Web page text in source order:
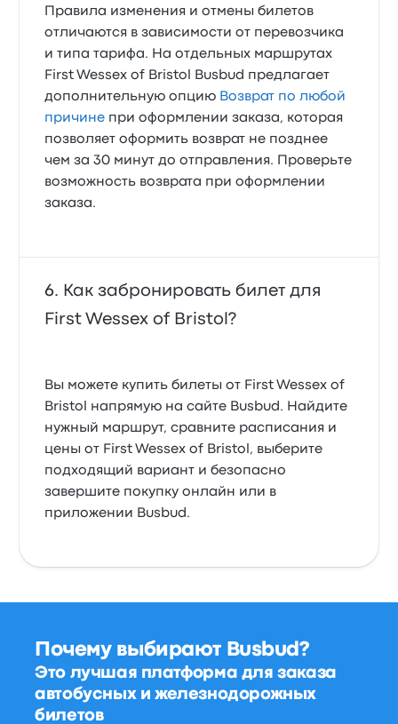
Правила изменения и отмены билетов
отличаются в зависимости от перевозчика
и типа тарифа. На отдельных маршрутах
First Wessex of Bristol Busbud предлагает
дополнительную опцию Возврат по любой
причине при оформлении заказа, которая
позволяет оформить возврат не позднее
чем за 30 минут до отправления. Проверьте
возможность возврата при оформлении
заказа.
Как забронировать билет для
First Wessex of Bristol?
Вы можете купить билеты от First Wessex of
Bristol напрямую на сайте Busbud. Найдите
нужный маршрут, сравните расписания и
цены от First Wessex of Bristol, выберите
подходящий вариант и безопасно
завершите покупку онлайн или в
приложении Busbud.
Почему выбирают Busbud?
Это лучшая платформа для заказа
автобусных и железнодорожных
билетов